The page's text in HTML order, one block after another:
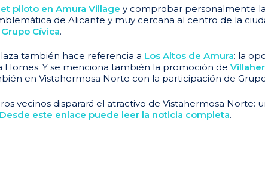
piloto en Amura Village y comprobar personalmente
de Alicante y muy cercana al centro de la
Grupo Cívica.
también hace referencia a Los Altos de Amura: la
Homes. Y se menciona también la promoción de
en Vistahermosa Norte con la participación de
vecinos disparará el atractivo de Vistahermosa Norte:
Desde este enlace puede leer la noticia completa.